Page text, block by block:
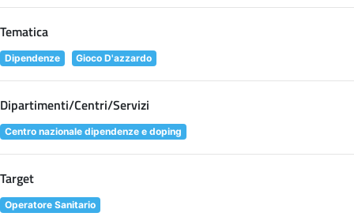
Tematica
Dipendenze Gioco D'azzardo
Dipartimenti/Centri/Servizi
Centro nazionale dipendenze e doping
Target
Operatore Sanitario